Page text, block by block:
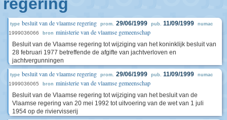
type besluit van de vlaamse regering prom. 29/06/1999 pub. 11/09/1999 numac
1999036066 bron ministerie van de vlaamse gemeenschap
Besluit van de Vlaamse regering tot wijziging van het koninklijk besluit van
28 februari 1977 betreffende de afgifte van jachtverloven en
jachtvergunningen
type besluit van de vlaamse regering prom. 29/06/1999 pub. 11/09/1999 numac
1999036065 bron ministerie van de vlaamse gemeenschap
Besluit van de Vlaamse regering tot wijziging van het besluit van de
Vlaamse regering van 20 mei 1992 tot uitvoering van de wet van 1 juli
1954 op de riviervisserij